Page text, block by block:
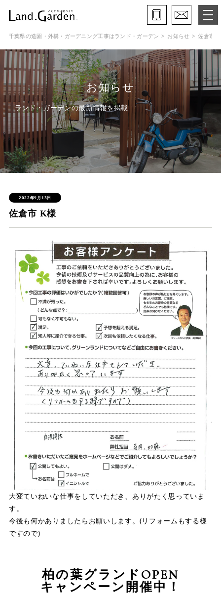
ランド・ガーデンとは
モデルガーデン
施工事例
保証と約束・ご理解いただきたい事
施工の流れ
よくある質問
会社概要
スタッフ紹介
プライバシーポリシー
サイトマップ
採用情報
千葉県の造園・外構・ガーデニング工事はランド・ガーデン お知らせ 佐倉市
お知らせ
ランド・ガーデンの最新情報を掲載
2022年9月13日
佐倉市 K様
大変ていねいな仕事をしていただき、ありがたく思っていま
す。
今後も何かありましたらお願いします。(リフォームもする様
ですので)
柏の葉グランドOPEN
キャンペーン開催中！